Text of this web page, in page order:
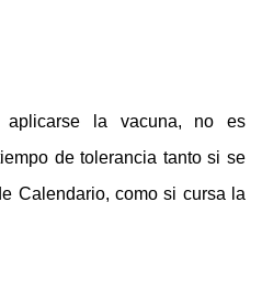
la vacuna, no es
de tolerancia tanto si se
Calendario, como si cursa la